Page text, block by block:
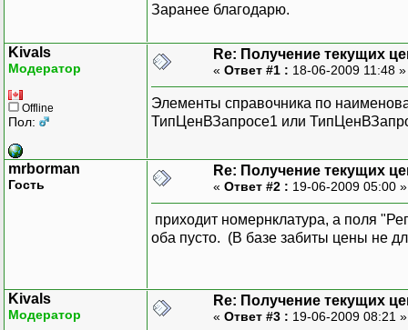
Заранее благодарю.
Kivals
Модератор
Offline
Пол:
Re: Получение текущих
« Ответ #1 : 18-06-2009 11:48
Элементы справочника по
ТипЦенВЗапросе1 или
mrborman
Гость
Re: Получение текущих
« Ответ #2 : 19-06-2009 05:00
приходит номернклатура, а поля
оба пусто. (В базе забиты цены не
Kivals
Модератор
Re: Получение текущих
« Ответ #3 : 19-06-2009 08:21